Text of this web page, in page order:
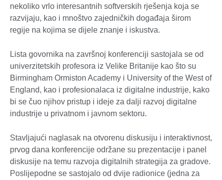
nekoliko vrlo interesantnih softverskih rješenja koja se
razvijaju, kao i mnoštvo zajedničkih događaja širom
regije na kojima se dijele znanje i iskustva.
Lista govornika na završnoj konferenciji sastojala se od
univerzitetskih profesora iz Velike Britanije kao što su
Birmingham Ormiston Academy i University of the West of
England, kao i profesionalaca iz digitalne industrije, kako
bi se čuo njihov pristup i ideje za dalji razvoj digitalne
industrije u privatnom i javnom sektoru.
Stavljajući naglasak na otvorenu diskusiju i interaktivnost,
prvog dana konferencije održane su prezentacije i panel
diskusije na temu razvoja digitalnih strategija za gradove.
Poslijepodne se sastojalo od dvije radionice (jedna za